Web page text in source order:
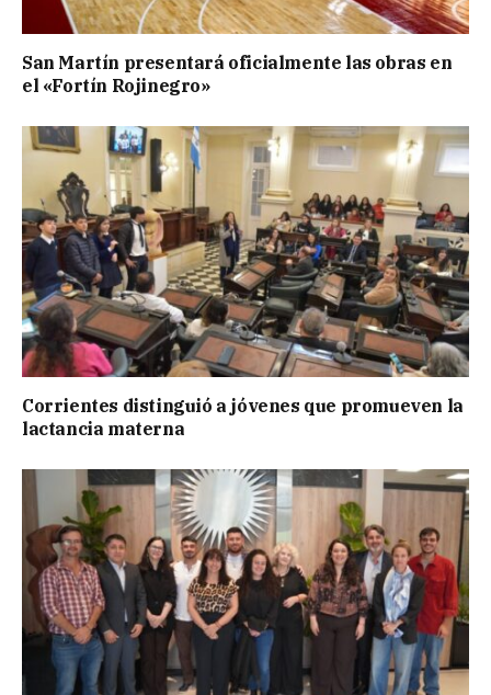
San Martín presentará oficialmente las obras en
el «Fortín Rojinegro»
Corrientes distinguió a jóvenes que promueven la
lactancia materna